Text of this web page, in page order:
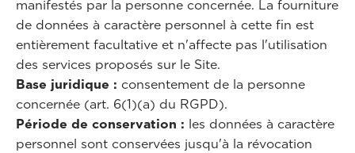
manifestés par la personne concernée. La fourniture
de données à caractère personnel à cette fin est
entièrement facultative et n'affecte pas l'utilisation
des services proposés sur le Site.
Base juridique : consentement de la personne
concernée (art. 6(1)(a) du RGPD).
Période de conservation : les données à caractère
personnel sont conservées jusqu'à la révocation